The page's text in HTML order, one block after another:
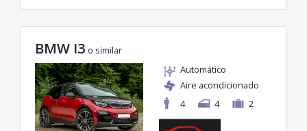
BMW I3 o similar
Automático
Aire acondicionado
4
4 2